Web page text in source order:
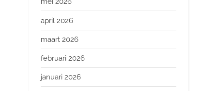
april 2026
maart 2026
februari 2026
januari 2026